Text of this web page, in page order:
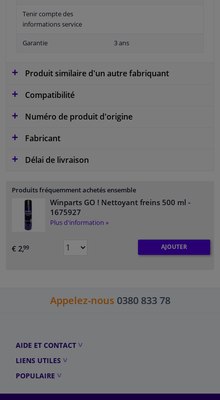
Tenir compte des
informations service
Garantie 3 ans
Produit similaire d'un autre fabriquant
Compatibilité
Numéro de produit d'origine
Fabricant
Délai de livraison
Produits fréquemment achetés ensemble
Winparts GO ! Nettoyant freins 500 ml -
1675927
Plus d'information »
€ 2,99 AJOUTER
Appelez-nous 0380 833 78
AIDE ET CONTACT
LIENS UTILES
POPULAIRE